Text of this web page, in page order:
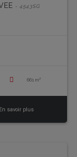
- 4543SG
661 m²
En savoir plus